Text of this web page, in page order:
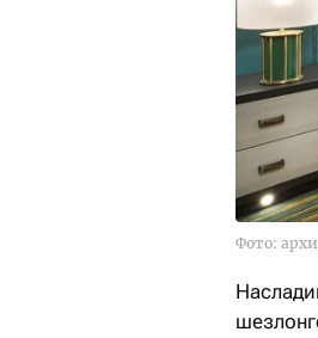
Фото: